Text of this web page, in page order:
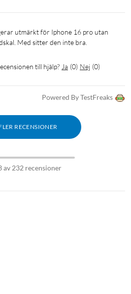
Med sitter den inte bra.
till hjälp? Ja (0) Nej (0)
Powered By TestFreaks
RECENSIONER
av 232 recensioner